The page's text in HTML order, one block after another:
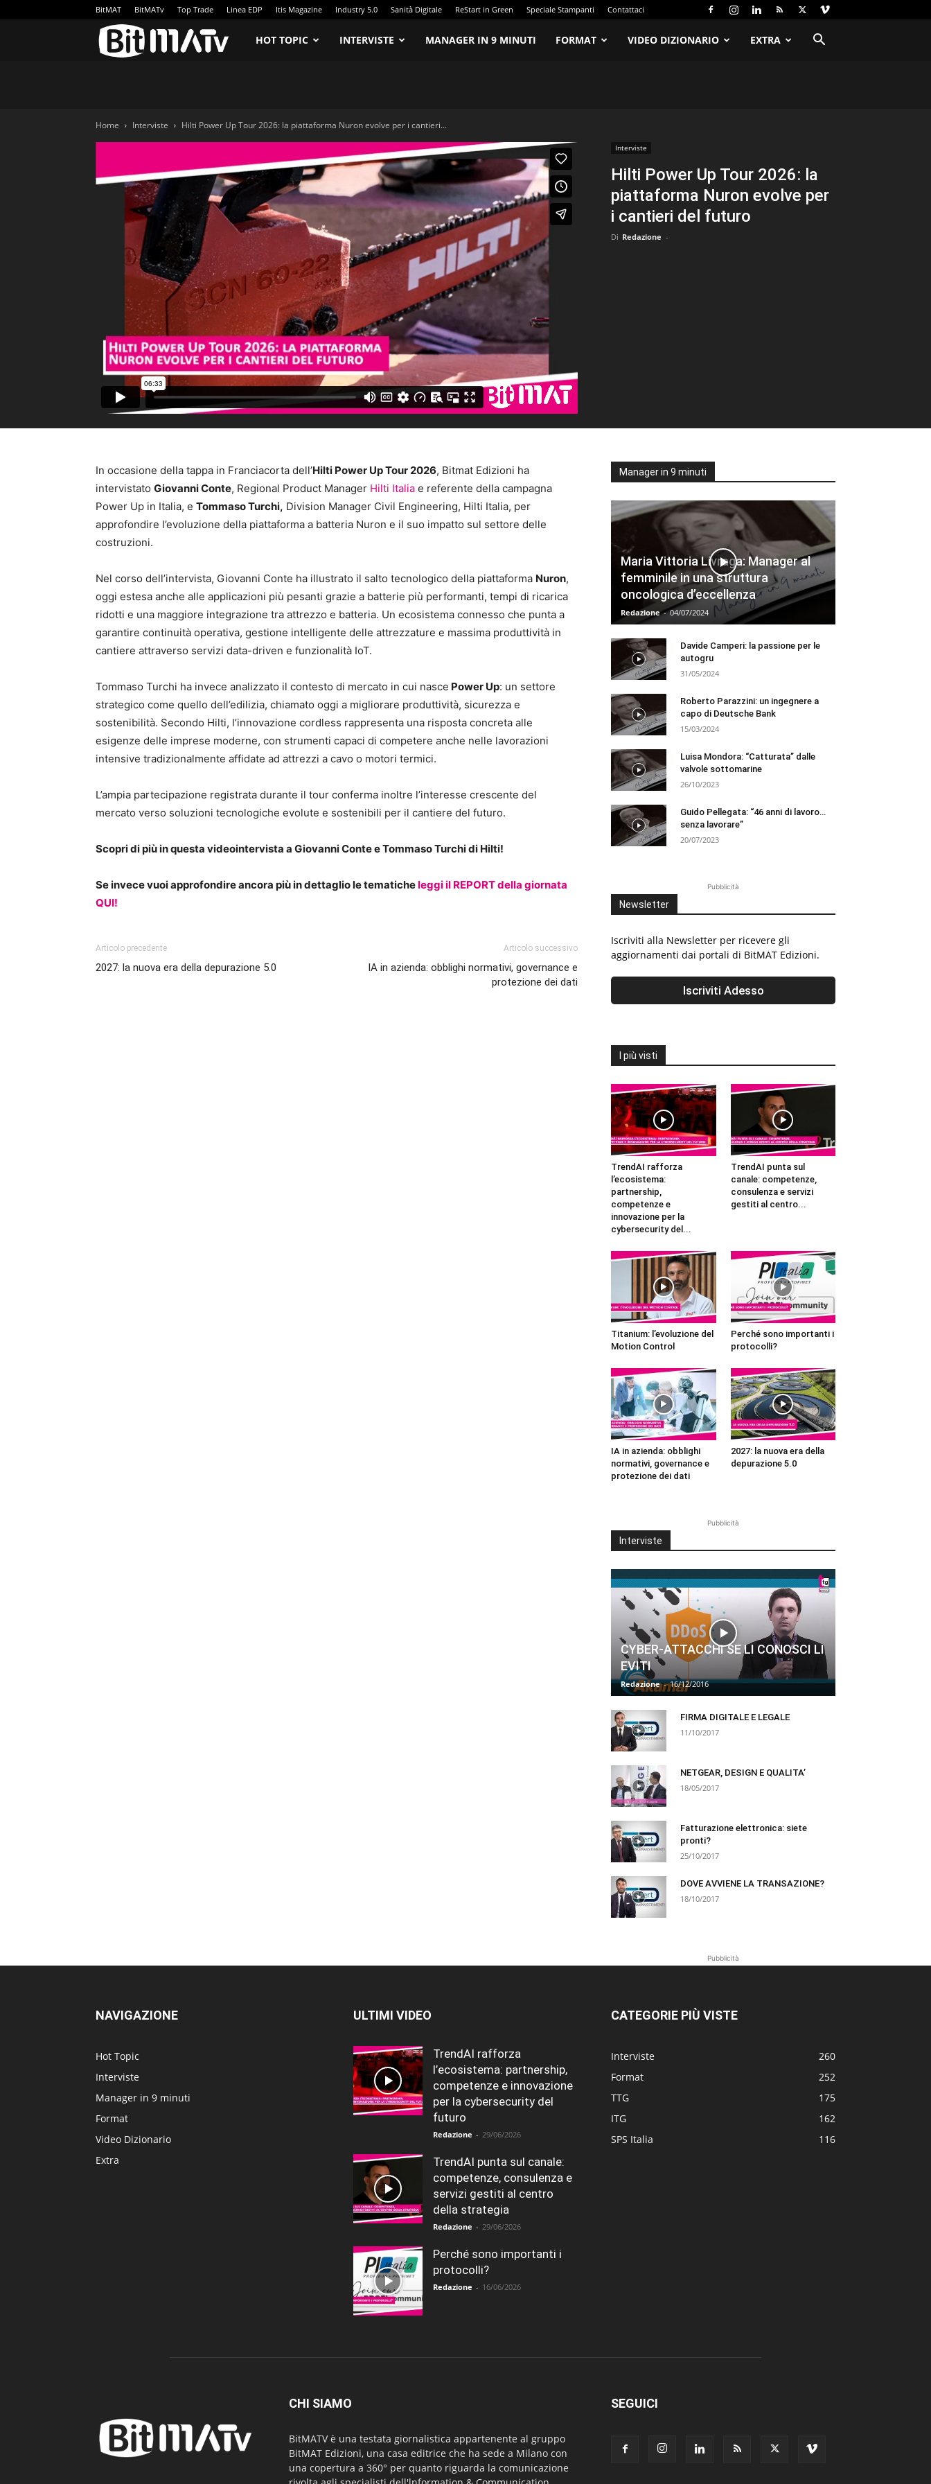
BitMAT BitMATv Top Trade Linea EDP Itis Magazine Industry 5.0 Sanità Digitale ReStart in Green Speciale Stampanti Contattaci
BitMATv
HOT TOPIC INTERVISTE MANAGER IN 9 MINUTI FORMAT VIDEO DIZIONARIO EXTRA
Home Interviste Hilti Power Up Tour 2026: la piattaforma Nuron evolve per i cantieri...
Interviste
Hilti Power Up Tour 2026: la
piattaforma Nuron evolve per
i cantieri del futuro
Di Redazione -
In occasione della tappa in Franciacorta dell’Hilti Power Up Tour 2026, Bitmat Edizioni ha
intervistato Giovanni Conte, Regional Product Manager Hilti Italia e referente della campagna
Power Up in Italia, e Tommaso Turchi, Division Manager Civil Engineering, Hilti Italia, per
approfondire l’evoluzione della piattaforma a batteria Nuron e il suo impatto sul settore delle
costruzioni.
Nel corso dell’intervista, Giovanni Conte ha illustrato il salto tecnologico della piattaforma Nuron,
oggi estesa anche alle applicazioni più pesanti grazie a batterie più performanti, tempi di ricarica
ridotti e una maggiore integrazione tra attrezzo e batteria. Un ecosistema connesso che punta a
garantire continuità operativa, gestione intelligente delle attrezzature e massima produttività in
cantiere attraverso servizi data-driven e funzionalità IoT.
Tommaso Turchi ha invece analizzato il contesto di mercato in cui nasce Power Up: un settore
strategico come quello dell’edilizia, chiamato oggi a migliorare produttività, sicurezza e
sostenibilità. Secondo Hilti, l’innovazione cordless rappresenta una risposta concreta alle
esigenze delle imprese moderne, con strumenti capaci di competere anche nelle lavorazioni
intensive tradizionalmente affidate ad attrezzi a cavo o motori termici.
L’ampia partecipazione registrata durante il tour conferma inoltre l’interesse crescente del
mercato verso soluzioni tecnologiche evolute e sostenibili per il cantiere del futuro.
Scopri di più in questa videointervista a Giovanni Conte e Tommaso Turchi di Hilti!
Se invece vuoi approfondire ancora più in dettaglio le tematicheleggi il REPORT della giornata
QUI!
Articolo precedente
2027: la nuova era della depurazione 5.0
Articolo successivo
IA in azienda: obblighi normativi, governance e
protezione dei dati
Manager in 9 minuti
Maria Vittoria Livraga: Manager al
femminile in una struttura
oncologica d’eccellenza
Redazione - 04/07/2024
Davide Camperi: la passione per le
autogru
31/05/2024
Roberto Parazzini: un ingegnere a
capo di Deutsche Bank
15/03/2024
Luisa Mondora: “Catturata” dalle
valvole sottomarine
26/10/2023
Guido Pellegata: “46 anni di lavoro…
senza lavorare”
20/07/2023
Pubblicità
Newsletter
Iscriviti alla Newsletter per ricevere gli
aggiornamenti dai portali di BitMAT Edizioni.
I più visti
TrendAI rafforza
l’ecosistema:
partnership,
competenze e
innovazione per la
cybersecurity del...
TrendAI punta sul
canale: competenze,
consulenza e servizi
gestiti al centro...
Titanium: l’evoluzione del
Motion Control
Perché sono importanti i
protocolli?
IA in azienda: obblighi
normativi, governance e
protezione dei dati
2027: la nuova era della
depurazione 5.0
Pubblicità
Interviste
CYBER-ATTACCHI SE LI CONOSCI LI
EVITI
Redazione - 16/12/2016
FIRMA DIGITALE E LEGALE
11/10/2017
NETGEAR, DESIGN E QUALITA’
18/05/2017
Fatturazione elettronica: siete
pronti?
25/10/2017
DOVE AVVIENE LA TRANSAZIONE?
18/10/2017
Pubblicità
NAVIGAZIONE
Hot Topic
Interviste
Manager in 9 minuti
Format
Video Dizionario
Extra
ULTIMI VIDEO
TrendAI rafforza
l’ecosistema: partnership,
competenze e innovazione
per la cybersecurity del
futuro
Redazione - 29/06/2026
TrendAI punta sul canale:
competenze, consulenza e
servizi gestiti al centro
della strategia
Redazione - 29/06/2026
Perché sono importanti i
protocolli?
Redazione - 16/06/2026
CATEGORIE PIÙ VISTE
Interviste
260
Format
252
TTG
175
ITG
162
SPS Italia
116
CHI SIAMO
BitMATV è una testata giornalistica appartenente al gruppo
BitMAT Edizioni, una casa editrice che ha sede a Milano con
una copertura a 360° per quanto riguarda la comunicazione
SEGUICI